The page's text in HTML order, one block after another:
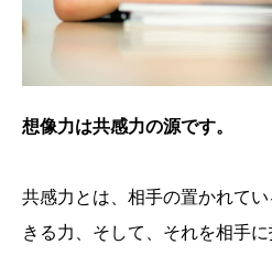
想像力は共感力の源です。
共感力とは、相手の置かれて
きる力、そして、それを相手